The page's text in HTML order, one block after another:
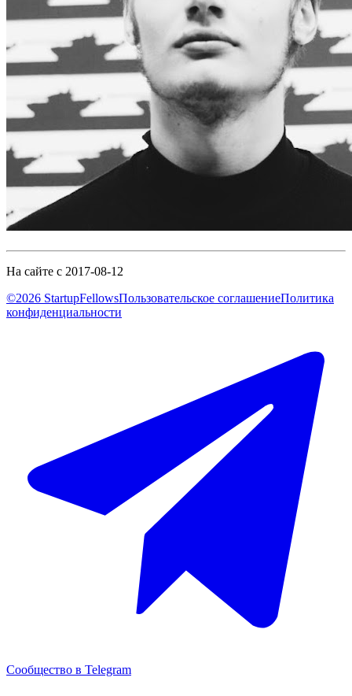
На сайте с 2017-08-12
©2026 StartupFellowsПользовательское соглашениеПолитика
конфиденциальности
Сообщество в Telegram